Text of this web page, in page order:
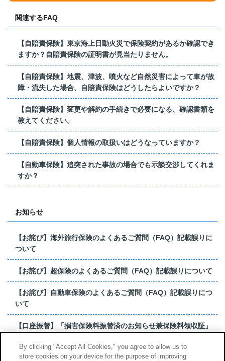
関連するFAQ
【自賠責保険】東京海上日動火災で保険契約があるか確認でき
ますか？自賠責保険の証明書が見当たりません。
【自賠責保険】地震、津波、噴火など自然災害によって車が故
障・流失した場合、自賠責保険はどうしたらよいですか？
【自賠責保険】変更や解約の手続きで必要になる、確認書類を
教えてください。
【自賠責保険】個人情報の取扱いはどうなっていますか？
【自動車保険】追突された事故の場合でも示談交渉してくれま
すか？
お知らせ
【お詫び】海外旅行保険のよくあるご質問（FAQ）記載誤りに
ついて
【お詫び】超保険のよくあるご質問（FAQ）記載誤りについて
【お詫び】自動車保険のよくあるご質問（FAQ）記載誤りにつ
いて
【口座振替】「損害保険料振替済のお知らせ兼保険料領収証」
【お詫び】超保険のよくあるご質問（FAQ）記載誤りについて
By clicking "Accept All Cookies," you agree to allow us to
store cookies on your device for the purpose of improving